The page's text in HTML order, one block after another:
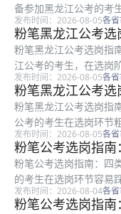
备参加黑龙江公考的考
件的岗位，也不清楚选
实用选岗指导，适合所
位表条件...
发布时间：2026-08-05各
粉笔黑龙江公考
粉笔黑龙江公考选岗指
江公考的考生，在选岗
不小心就踩中报考误区
公考选岗公告口径核对
考生参...
发布时间：2026-08-05各
粉笔黑龙江公考
粉笔黑龙江公考选岗指
公考的考生在选岗环节
粉笔整理的公考选岗误
的备考人群参考使用。
异地岗位...
发布时间：2026-08-05各
粉笔公考选岗指
粉笔公考选岗指南：四
的考生在选岗环节容易
则上岸后才发现不符合
误区避坑指南，适合所
发布时间：2026-08-04各
粉笔公考选岗指